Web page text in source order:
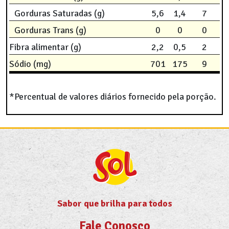
Gorduras Saturadas (g)
5,6 1,4
7
Gorduras Trans (g)
0 0
0
Fibra alimentar (g)
2,2 0,5
2
Sódio (mg)
701 175 9
*Percentual de valores diários fornecido pela porção.
Sabor que brilha para todos
Fale Conosco